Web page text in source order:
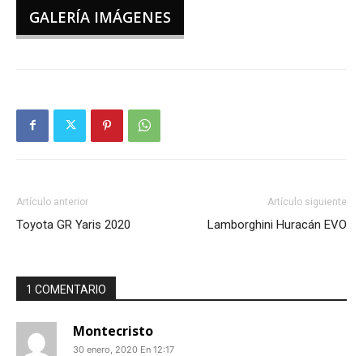
GALERÍA IMÁGENES
Artículo anterior
Toyota GR Yaris 2020
Artículo siguiente
Lamborghini Huracán EVO
1 COMENTARIO
Montecristo
30 enero, 2020 En 12:17